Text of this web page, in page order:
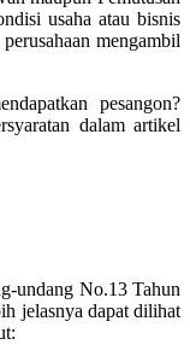
usaha atau bisnis
mengambil
pesangon?
dalam artikel
undang No.13 Tahun
jelasnya dapat dilihat